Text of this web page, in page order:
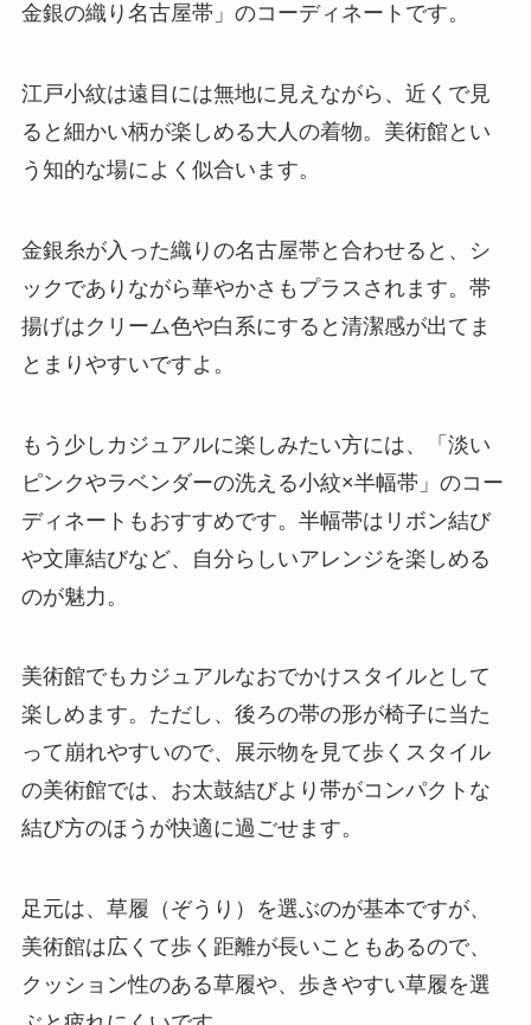
金銀の織り名古屋帯」のコーディネートです。
江戸小紋は遠目には無地に見えながら、近くで見
ると細かい柄が楽しめる大人の着物。美術館とい
う知的な場によく似合います。
金銀糸が入った織りの名古屋帯と合わせると、シ
ックでありながら華やかさもプラスされます。帯
揚げはクリーム色や白系にすると清潔感が出てま
とまりやすいですよ。
もう少しカジュアルに楽しみたい方には、「淡い
ピンクやラベンダーの洗える小紋×半幅帯」のコー
ディネートもおすすめです。半幅帯はリボン結び
や文庫結びなど、自分らしいアレンジを楽しめる
のが魅力。
美術館でもカジュアルなおでかけスタイルとして
楽しめます。ただし、後ろの帯の形が椅子に当た
って崩れやすいので、展示物を見て歩くスタイル
の美術館では、お太鼓結びより帯がコンパクトな
結び方のほうが快適に過ごせます。
足元は、草履（ぞうり）を選ぶのが基本ですが、
美術館は広くて歩く距離が長いこともあるので、
クッション性のある草履や、歩きやすい草履を選